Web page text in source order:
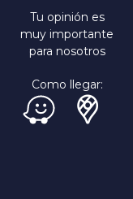
Tu opinión es
muy importante
para nosotros
Como llegar: